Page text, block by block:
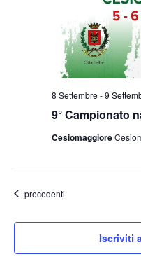
9° Campionato
8 Settembre -9
Cesiomaggiore
Eventi
precedenti
Iscriviti